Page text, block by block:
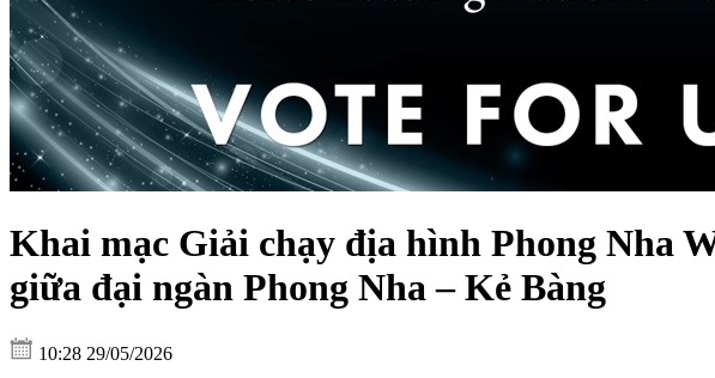
Khai mạc Giải chạy địa hình Phong Nha
giữa đại ngàn Phong Nha – Kẻ Bàng
10:28 29/05/2026